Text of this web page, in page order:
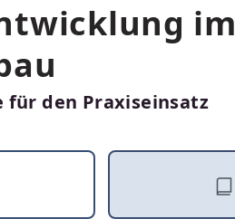
im
für den Praxiseinsatz